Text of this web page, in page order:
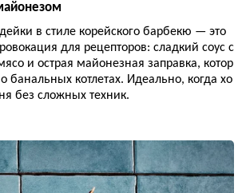
в стиле корейского барбекю — это
для рецепторов: сладкий соус с
и острая майонезная заправка, котор
банальных котлетах. Идеально, когда хо
без сложных техник.